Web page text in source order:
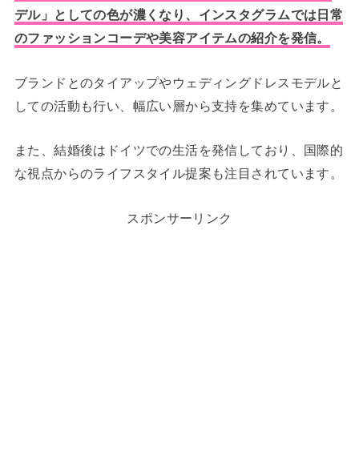
デル」としての色が濃くなり、インスタグラムでは日常
のファッションコーデや美容アイテムの紹介を発信。
ブランドとのタイアップやウェディングドレスモデルと
しての活動も行い、幅広い層から支持を集めています。
また、結婚後はドイツでの生活を発信しており、国際的
な視点からのライフスタイル提案も注目されています。
スポンサーリンク